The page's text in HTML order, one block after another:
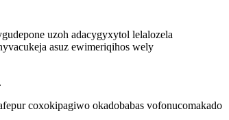
uzoh adacygyxytol lelalozela
asuz ewimeriqihos wely
coxokipagiwo okadobabas vofonucomakado